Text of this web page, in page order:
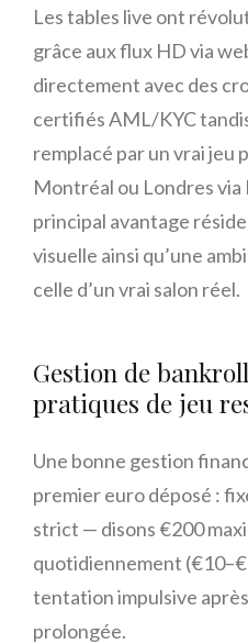
Les tables live ont
grâce aux flux HD via
directement avec des
certifiés AML/KYC
remplacé par un vrai jeu
Montréal ou Londres
principal avantage
visuelle ainsi qu’une
celle d’un vrai salon réel.
Gestion de
pratiques de jeu
Une bonne gestion
premier euro déposé :
strict — disons €200
quotidiennement
tentation impulsive
prolongée.